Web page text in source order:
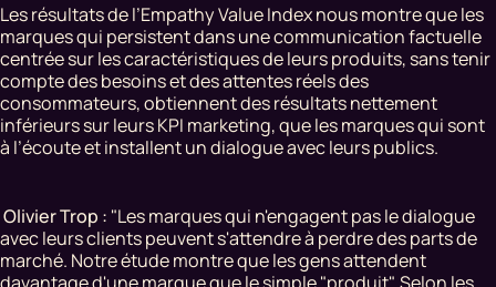
Les résultats de l’Empathy Value Index nous montre que les
marques qui persistent dans une communication factuelle
centrée sur les caractéristiques de leurs produits, sans tenir
compte des besoins et des attentes réels des
consommateurs, obtiennent des résultats nettement
inférieurs sur leurs KPI marketing, que les marques qui sont
à l’écoute et installent un dialogue avec leurs publics.
Olivier Trop : "Les marques qui n'engagent pas le dialogue
avec leurs clients peuvent s'attendre à perdre des parts de
marché. Notre étude montre que les gens attendent